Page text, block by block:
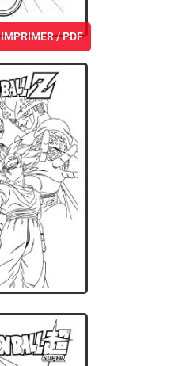
IMPRIMER / PDF